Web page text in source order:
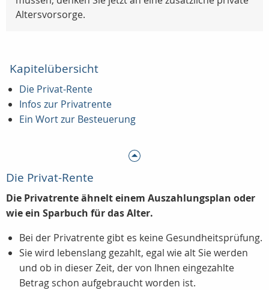
Altersvorsorge.
Kapitelübersicht
Die Privat-Rente
Infos zur Privatrente
Ein Wort zur Besteuerung
Die Privat-Rente
Die Privatrente ähnelt einem Auszahlungsplan oder
wie ein Sparbuch für das Alter.
Bei der Privatrente gibt es keine Gesundheitsprüfung.
Sie wird lebenslang gezahlt, egal wie alt Sie werden
und ob in dieser Zeit, der von Ihnen eingezahlte
Betrag schon aufgebraucht worden ist.